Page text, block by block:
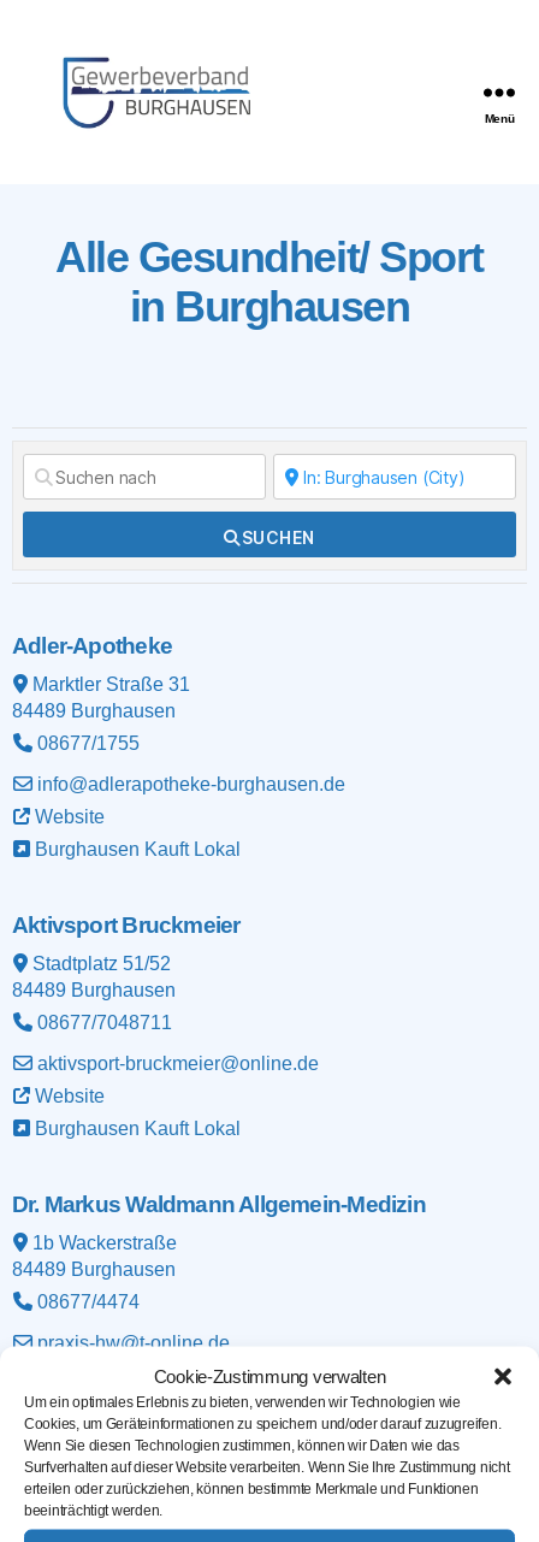
Cookie-Zustimmung verwalten
Um ein optimales Erlebnis zu bieten, verwenden wir Technologien wie
Cookies, um Geräteinformationen zu speichern und/oder darauf zuzugreifen.
Wenn Sie diesen Technologien zustimmen, können wir Daten wie das
Surfverhalten auf dieser Website verarbeiten. Wenn Sie Ihre Zustimmung nicht
erteilen oder zurückziehen, können bestimmte Merkmale und Funktionen
beeinträchtigt werden.
Menü
Alle Gesundheit/ Sport
in Burghausen
SUCHEN
Adler-Apotheke
Marktler Straße 31
84489 Burghausen
08677/1755
info@adlerapotheke-burghausen.de
Website
Burghausen Kauft Lokal
Aktivsport Bruckmeier
Stadtplatz 51/52
84489 Burghausen
08677/7048711
aktivsport-bruckmeier@online.de
Website
Burghausen Kauft Lokal
Dr. Markus Waldmann Allgemein-Medizin
1b Wackerstraße
84489 Burghausen
08677/4474
praxis-hw@t-online.de
Dr.Dr.med. Starflinger
Elisabethstraße 8
84489 Burghausen